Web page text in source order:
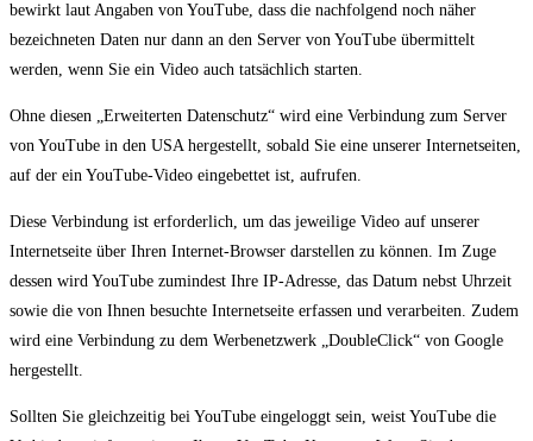
bewirkt laut Angaben von YouTube, dass die nachfolgend noch näher
bezeichneten Daten nur dann an den Server von YouTube übermittelt
werden, wenn Sie ein Video auch tatsächlich starten.
Ohne diesen „Erweiterten Datenschutz“ wird eine Verbindung zum Server
von YouTube in den USA hergestellt, sobald Sie eine unserer Internetseiten,
auf der ein YouTube-Video eingebettet ist, aufrufen.
Diese Verbindung ist erforderlich, um das jeweilige Video auf unserer
Internetseite über Ihren Internet-Browser darstellen zu können. Im Zuge
dessen wird YouTube zumindest Ihre IP-Adresse, das Datum nebst Uhrzeit
sowie die von Ihnen besuchte Internetseite erfassen und verarbeiten. Zudem
wird eine Verbindung zu dem Werbenetzwerk „DoubleClick“ von Google
hergestellt.
Sollten Sie gleichzeitig bei YouTube eingeloggt sein, weist YouTube die